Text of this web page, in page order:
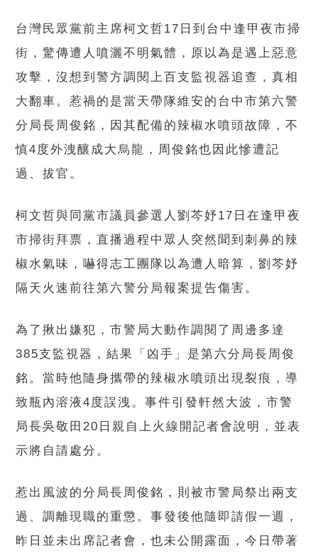
台灣民眾黨前主席柯文哲17日到台中逢甲夜市掃
街，驚傳遭人噴灑不明氣體，原以為是遇上惡意
攻擊，沒想到警方調閱上百支監視器追查，真相
大翻車。惹禍的是當天帶隊維安的台中市第六警
分局長周俊銘，因其配備的辣椒水噴頭故障，不
慎4度外洩釀成大烏龍，周俊銘也因此慘遭記
過、拔官。
柯文哲與同黨市議員參選人劉芩妤17日在逢甲夜
市掃街拜票，直播過程中眾人突然聞到刺鼻的辣
椒水氣味，嚇得志工團隊以為遭人暗算，劉芩妤
隔天火速前往第六警分局報案提告傷害。
為了揪出嫌犯，市警局大動作調閱了周邊多達
385支監視器，結果「凶手」是第六分局長周俊
銘。當時他隨身攜帶的辣椒水噴頭出現裂痕，導
致瓶內溶液4度誤洩。事件引發軒然大波，市警
局長吳敬田20日親自上火線開記者會說明，並表
示將自請處分。
惹出風波的分局長周俊銘，則被市警局祭出兩支
過、調離現職的重懲。事發後他隨即請假一週，
昨日並未出席記者會，也未公開露面，今日帶著